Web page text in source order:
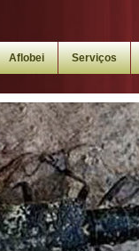
Aflobei Serviços